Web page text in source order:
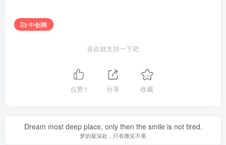
中创网
喜欢就支持一下吧
点赞1 分享 收藏
Dream most deep place, only then the smile is not tired.
梦的最深处，只有微笑不累